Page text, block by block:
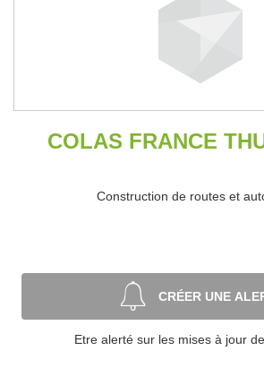
COLAS FRANCE
Construction de routes et
CRÉER UNE
Etre alerté sur les mises à jour